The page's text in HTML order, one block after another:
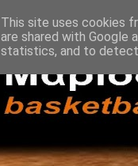
This site uses cookies
are shared with Google
statistics, and to detect